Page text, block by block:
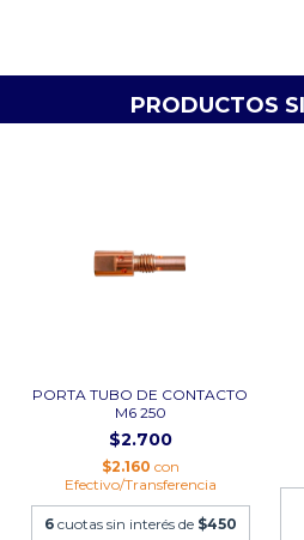
PRODUCTOS
PORTA TUBO DE CONTACTO
M6 250
$2.700
$2.160 con
Efectivo/Transferencia
6 cuotas sin interés de $450